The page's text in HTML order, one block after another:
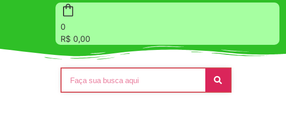
0
R$ 0,00